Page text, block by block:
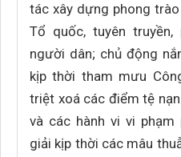
tác xây dựng phong
Tổ quốc, tuyên
người dân; chủ động
kịp thời tham mưu
triệt xoá các điểm tệ
và các hành vi vi
giải kịp thời các mâu